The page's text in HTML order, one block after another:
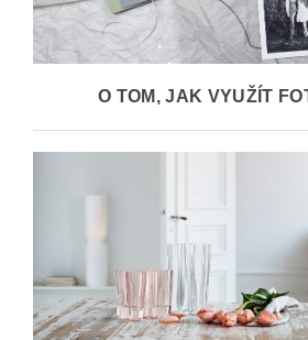
O TOM, JAK VYUŽÍT